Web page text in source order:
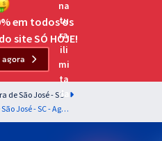
o Exame da
as principais
em todos os
site SÓ HOJE!
agora
de São José - SC
SMS - Secretária Municipal de Saúde de São José - SC - Agente de Combate às Endemias (Pós-edital)